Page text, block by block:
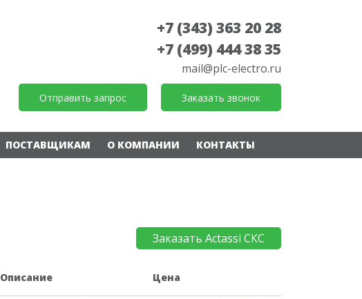
+7 (343) 363 20 28
+7 (499) 444 38 35
mail@plc-electro.ru
Отправить запрос Заказать звонок
ПОСТАВЩИКАМ О КОМПАНИИ КОНТАКТЫ
Заказать Actassi СКС
Описание Цена